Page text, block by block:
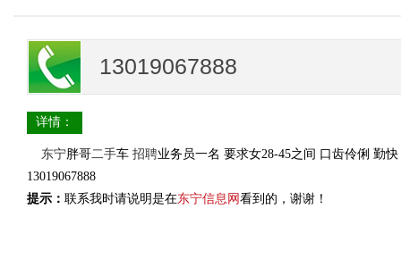
13019067888
详情：
东宁胖哥二手车 招聘业务员一名 要求女28-45之间 口齿伶俐 勤
13019067888
提示： 联系我时请说明是在东宁信息网 看到的，谢谢！